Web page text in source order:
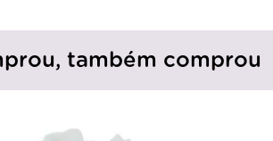
também comprou